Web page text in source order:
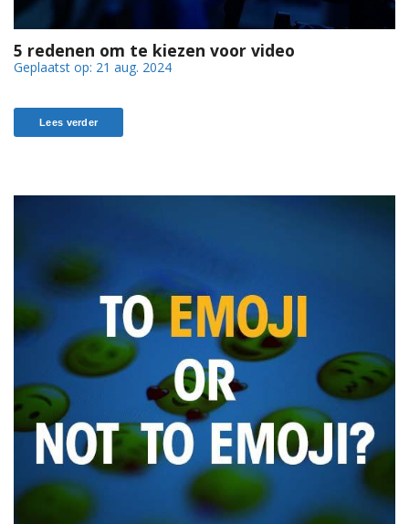
5 redenen om te kiezen voor video
Geplaatst op: 21 aug. 2024
Lees verder